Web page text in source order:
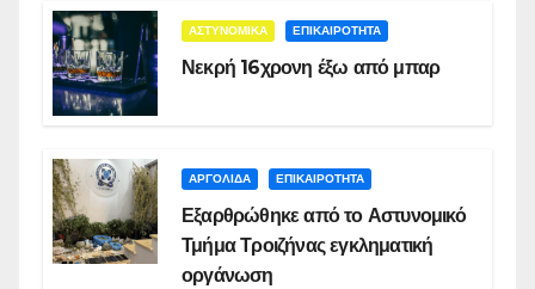
ΑΣΤΥΝΟΜΙΚΑ ΕΠΙΚΑΙΡΟΤΗΤΑ
Νεκρή 16χρονη έξω από μπαρ
ΑΡΓΟΛΙΔΑ ΕΠΙΚΑΙΡΟΤΗΤΑ
Εξαρθρώθηκε από το Αστυνομικό
Τμήμα Τροιζήνας εγκληματική
οργάνωση